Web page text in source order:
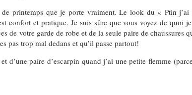
printemps que je porte vraiment. Le look du « Ptin
confort et pratique. Je suis sûre que vous voyez de quoi
de votre garde de robe et de la seule paire de chaussures
pas trop mal dedans et qu’il passe partout!
d’une paire d’escarpin quand j’ai une petite flemme